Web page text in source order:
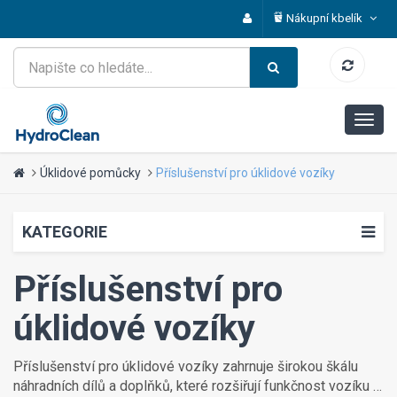
Nákupní kbelík
Úklidové pomůcky Příslušenství pro úklidové vozíky
KATEGORIE
Příslušenství pro
úklidové vozíky
Příslušenství pro úklidové vozíky zahrnuje širokou škálu
náhradních dílů a doplňků, které rozšiřují funkčnost vozíku a